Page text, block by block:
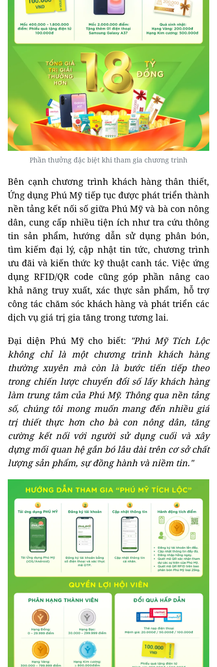
Phần thưởng đặc biệt khi tham gia chương trình
Bên cạnh chương trình khách hàng thân thiết,
Ứng dụng Phú Mỹ tiếp tục được phát triển thành
nền tảng kết nối số giữa Phú Mỹ và bà con nông
dân, cung cấp nhiều tiện ích như tra cứu thông
tin sản phẩm, hướng dẫn sử dụng phân bón,
tìm kiếm đại lý, cập nhật tin tức, chương trình
ưu đãi và kiến thức kỹ thuật canh tác. Việc ứng
dụng RFID/QR code cũng góp phần nâng cao
khả năng truy xuất, xác thực sản phẩm, hỗ trợ
công tác chăm sóc khách hàng và phát triển các
dịch vụ giá trị gia tăng trong tương lai.
Đại diện Phú Mỹ cho biết: "Phú Mỹ Tích Lộc
không chỉ là một chương trình khách hàng
thường xuyên mà còn là bước tiến tiếp theo
trong chiến lược chuyển đổi số lấy khách hàng
làm trung tâm của Phú Mỹ. Thông qua nền tảng
số, chúng tôi mong muốn mang đến nhiều giá
trị thiết thực hơn cho bà con nông dân, tăng
cường kết nối với người sử dụng cuối và xây
dựng mối quan hệ gắn bó lâu dài trên cơ sở chất
lượng sản phẩm, sự đồng hành và niềm tin."